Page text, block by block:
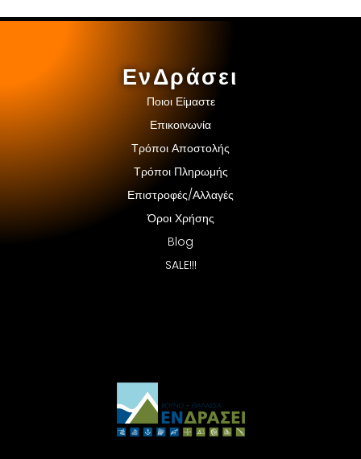
ΕνΔράσει
Ποιοι Είμαστε
Επικοινωνία
Τρόποι Αποστολής
Τρόποι Πληρωμής
Επιστροφές/Αλλαγές
Όροι Χρήσης
Blog
SALE!!!